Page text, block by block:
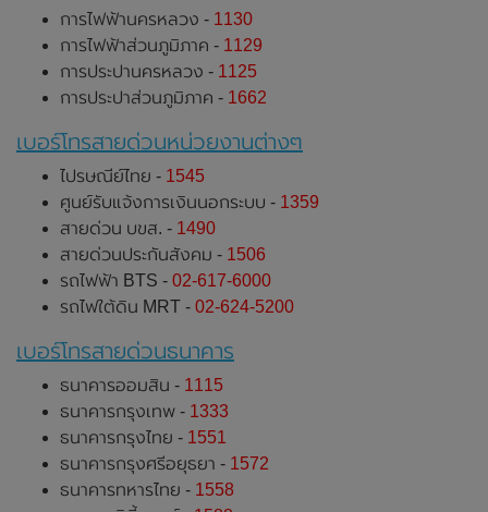
การไฟฟ้านครหลวง - 1130
การไฟฟ้าส่วนภูมิภาค - 1129
การประปานครหลวง - 1125
การประปาส่วนภูมิภาค - 1662
เบอร์โทรสายด่วนหน่วยงานต่างๆ
ไปรษณีย์ไทย - 1545
ศูนย์รับแจ้งการเงินนอกระบบ - 1359
สายด่วน บขส. - 1490
สายด่วนประกันสังคม - 1506
รถไฟฟ้า BTS - 02-617-6000
รถไฟใต้ดิน MRT - 02-624-5200
เบอร์โทรสายด่วนธนาคาร
ธนาคารออมสิน - 1115
ธนาคารกรุงเทพ - 1333
ธนาคารกรุงไทย - 1551
ธนาคารกรุงศรีอยุธยา - 1572
ธนาคารทหารไทย - 1558